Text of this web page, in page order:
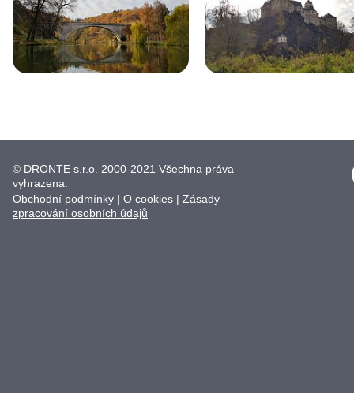
© DRONTE s.r.o. 2000-2021 Všechna práva
vyhrazena.
Obchodní podmínky | O cookies | Zásady
zpracování osobních údajů